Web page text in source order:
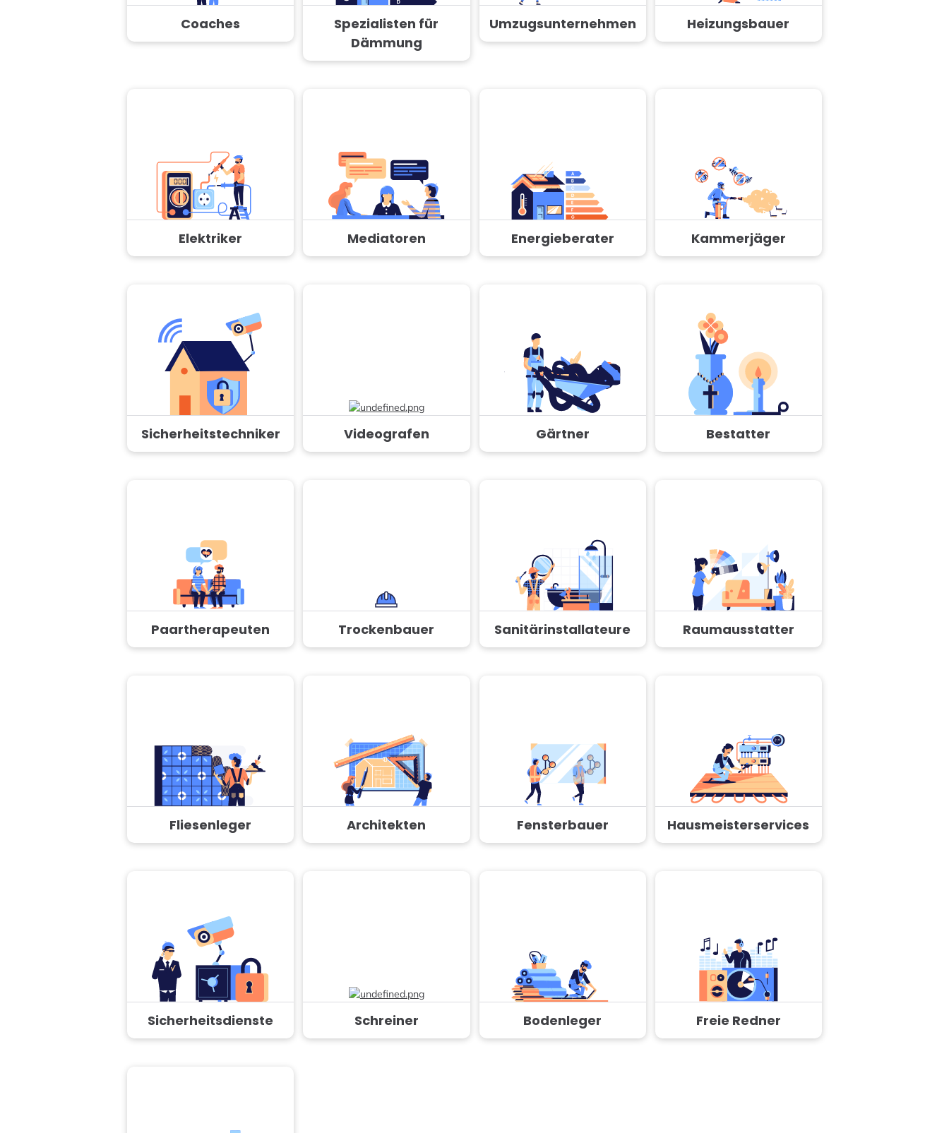
Coaches
Spezialisten für
Dämmung
Umzugsunternehmen Heizungsbauer
Elektriker Mediatoren Energieberater Kammerjäger
Sicherheitstechniker Videografen Gärtner Bestatter
Paartherapeuten Trockenbauer Sanitärinstallateure Raumausstatter
Fliesenleger Architekten Fensterbauer Hausmeisterservices
Sicherheitsdienste Schreiner Bodenleger Freie Redner